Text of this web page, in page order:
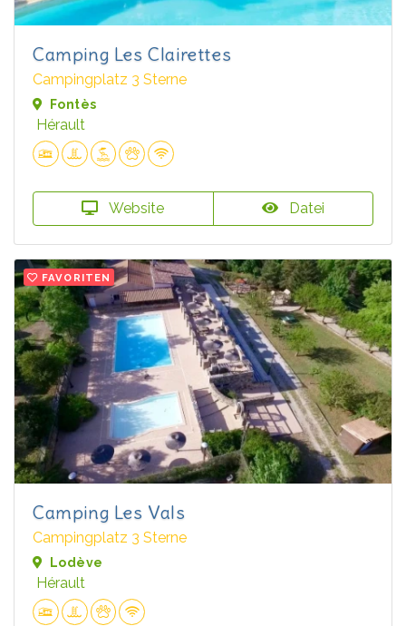
Camping Les Clairettes
Campingplatz 3 Sterne
Fontès
Hérault
Website Datei
FAVORITEN
Camping Les Vals
Campingplatz 3 Sterne
Lodève
Hérault